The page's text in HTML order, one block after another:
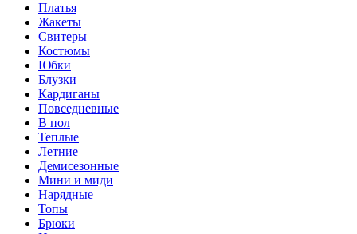
Платья
Жакеты
Свитеры
Костюмы
Юбки
Блузки
Кардиганы
Повседневные
В пол
Теплые
Летние
Демисезонные
Мини и миди
Нарядные
Топы
Брюки